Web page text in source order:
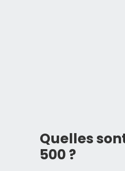
Quelles
500 ?